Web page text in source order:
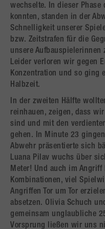
wechselte. In dieser
konnten, standen in der
Schnelligkeit unserer
bzw. Zeitstrafen für die
unsere Aufbauspielerinnen
Leider verloren wir gegen
Konzentration und so ging
Halbzeit.
In der zweiten Hälfte
reinhauen, zeigen, dass
sind und mit den
gehen. In Minute 23
Abwehr präsentierte sich
Luana Pilav wuchs über
Meter! Und auch im
Kombinationen, viel
Angriffen Tor um Tor
absetzen. Olivia Schuch
gemeinsam unglaubliche
Vorsprung ließen wir uns